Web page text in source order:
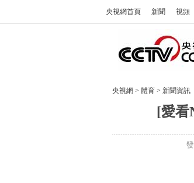
央視網首頁 新聞 視頻
央視網 > 體育 > 新聞資訊
[愛看